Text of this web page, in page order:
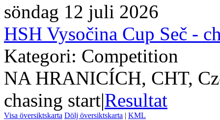
söndag 12 juli 2026
HSH Vysočina Cup Seč -
Kategori: Competition
NA HRANICÍCH, CHT,
chasing start|Resultat
Visa översiktskarta Dölj översiktskarta | KML